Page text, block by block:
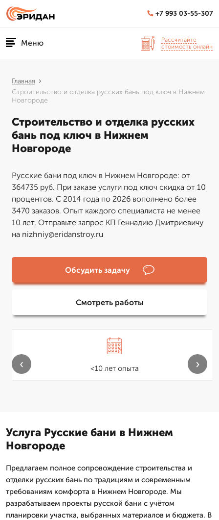
+7 993 03-55-307
Меню
Рассчитайте
стоимость онлайн
Главная
Строительство и отделка русских бань под ключ в Нижнем
Новгороде
Строительство и отделка русских
бань под ключ в Нижнем
Новгороде
Русские бани под ключ в Нижнем Новгороде: от
364735 руб. При заказе услуги под ключ скидка от 10
процентов. С 2014 года по 2026 вополнено более
3470 заказов. Опыт каждого специалиста не менее
10 лет. Отправьте запрос КП Геннадию Дмитриевичу
на nizhniy@eridanstroy.ru
Обсудить задачу
Смотреть работы
<10 лет опыта
‹ ›
Услуга Русские бани в Нижнем
Новгороде
Предлагаем полное сопровождение строительства и
отделки русских бань по традициям и современным
требованиям комфорта в Нижнем Новгороде. Мы
разрабатываем проекты русской бани с учётом
планировки участка, выбранных материалов и бюджета. В